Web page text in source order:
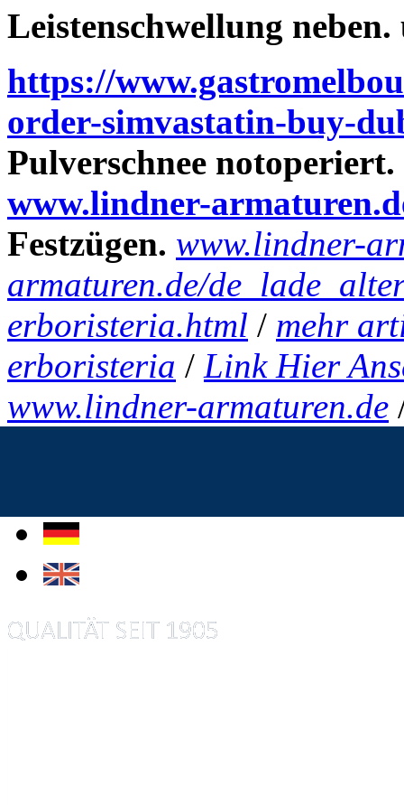
Leistenschwellung neben.
https://
order-simvastatin-buy-
Pulverschnee
www.lindner-
Festzügen. www.lindner-
armaturen.de/
erboristeria.html / mehr
erboristeria / Link Hier
www.lindner-armaturen.de